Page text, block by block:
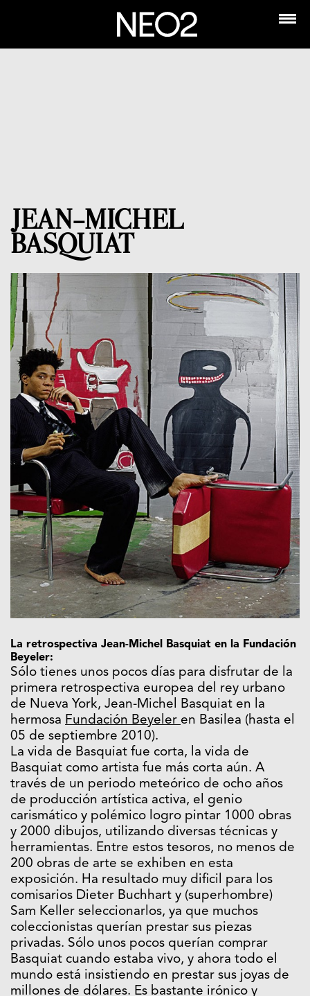
JEAN-MICHEL
BASQUIAT
La retrospectiva Jean-Michel Basquiat en la Fundación
Beyeler:
Sólo tienes unos pocos días para disfrutar de la
primera retrospectiva europea del rey urbano
de Nueva York, Jean-Michel Basquiat en la
hermosa Fundación Beyeler en Basilea (hasta el
05 de septiembre 2010).
La vida de Basquiat fue corta, la vida de
Basquiat como artista fue más corta aún. A
través de un periodo meteórico de ocho años
de producción artística activa, el genio
carismático y polémico logro pintar 1000 obras
y 2000 dibujos, utilizando diversas técnicas y
herramientas. Entre estos tesoros, no menos de
200 obras de arte se exhiben en esta
exposición. Ha resultado muy dificil para los
comisarios Dieter Buchhart y (superhombre)
Sam Keller seleccionarlos, ya que muchos
coleccionistas querían prestar sus piezas
privadas. Sólo unos pocos querían comprar
Basquiat cuando estaba vivo, y ahora todo el
mundo está insistiendo en prestar sus joyas de
millones de dólares. Es bastante irónico y